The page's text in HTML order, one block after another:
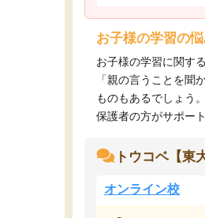
お子様の学習の
お子様の学習に関す
「親の言うことを
ものもあるでしょう。
保護者の方がサポー
トウコベ【東
オンライン校